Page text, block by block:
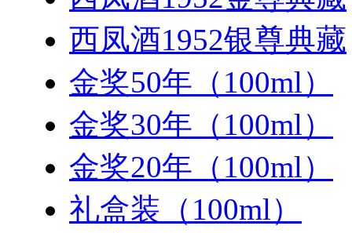
西凤酒1952银尊典藏
金奖50年（100ml）
金奖30年（100ml）
金奖20年（100ml）
礼盒装（100ml）